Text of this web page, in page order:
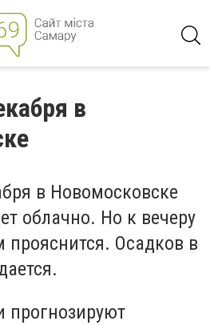
в
в Новомосковске
облачно. Но к вечеру
прояснится. Осадков в
прогнозируют